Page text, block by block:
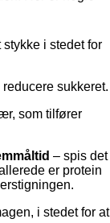
stykke i stedet for
sukkeret.
som tilfører
– spis det
er protein
i stedet for at